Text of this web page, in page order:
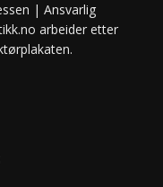
| Ansvarlig
arbeider etter